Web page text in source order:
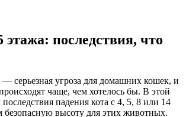
этажа: последствия, что
серьезная угроза для домашних кошек, и
чаще, чем хотелось бы. В этой
последствия падения кота с 4, 5, 8 или 14
безопасную высоту для этих животных.